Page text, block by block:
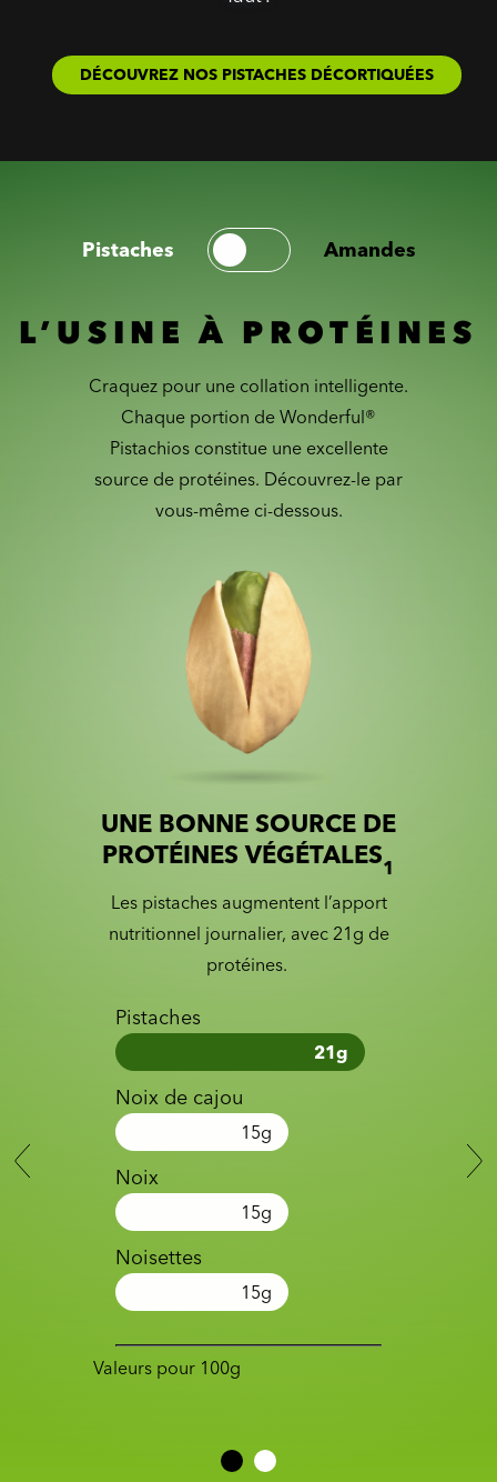
DÉCOUVREZ NOS PISTACHES DÉCORTIQUÉES
Pistaches Amandes
L’USINE À PROTÉINES
Craquez pour une collation intelligente.
Chaque portion de Wonderful®
Pistachios constitue une excellente
source de protéines. Découvrez-le par
vous-même ci-dessous.
Slider with nutrition information
Slide 1 of 2
UNE BONNE SOURCE DE
PROTÉINES VÉGÉTALES1
Les pistaches augmentent l’apport
nutritionnel journalier, avec 21g de
protéines.
Pistaches
21g
Noix de cajou
15g
Noix
15g
Noisettes
15g
Valeurs pour 100g